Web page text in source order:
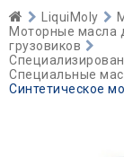
LiquiMoly
Моторные масла
грузовиков
Специальные
Синтетическое